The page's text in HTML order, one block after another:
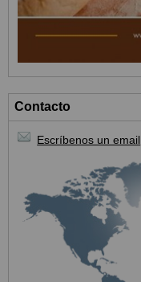
Contacto
Escríbenos un email